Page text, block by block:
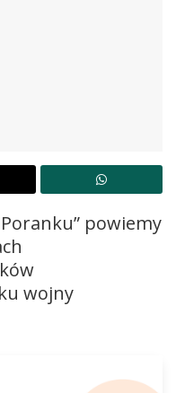
powiemy
wojny